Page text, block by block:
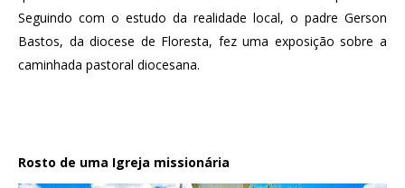
Seguindo com o estudo da realidade local, o padre Gerson
Bastos, da diocese de Floresta, fez uma exposição sobre a
caminhada pastoral diocesana.
Rosto de uma Igreja missionária